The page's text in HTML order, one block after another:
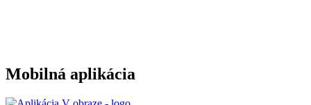
Mobilná aplikácia